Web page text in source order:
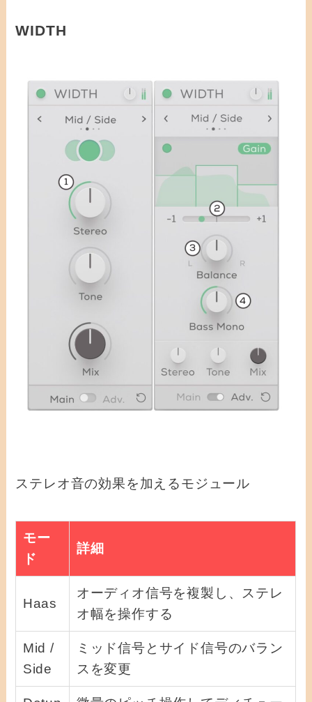
WIDTH
ステレオ音の効果を加えるモジュール
モー
ド
詳細
Haas
オーディオ信号を複製し、ステレ
オ幅を操作する
Mid /
Side
ミッド信号とサイド信号のバラン
スを変更